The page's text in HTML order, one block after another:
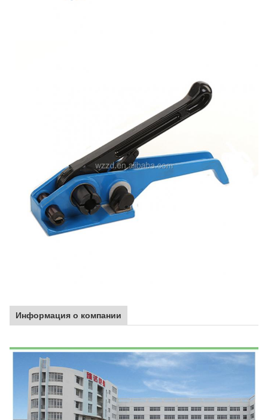
Информация о компании